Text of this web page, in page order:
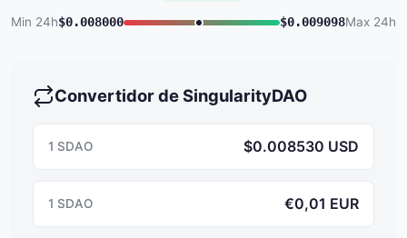
Min 24h$0.008000 $0.009098Max 24h
Convertidor de SingularityDAO
1 SDAO $0.008530 USD
1 SDAO €0,01 EUR